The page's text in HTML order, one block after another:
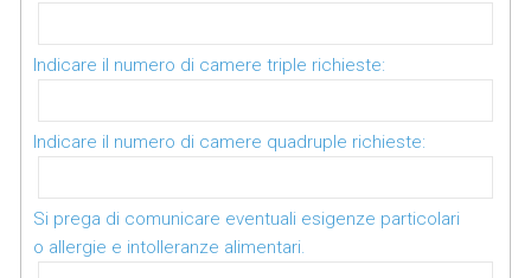
Indicare il numero di camere triple richieste:
Indicare il numero di camere quadruple richieste:
Si prega di comunicare eventuali esigenze particolari
o allergie e intolleranze alimentari.